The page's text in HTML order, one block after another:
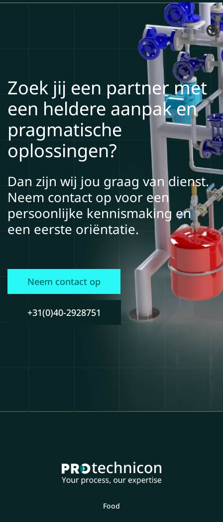
Zoek jij een partner met
een heldere aanpak en
pragmatische
oplossingen?
Dan zijn wij jou graag van dienst.
Neem contact op voor een
persoonlijke kennismaking en
een eerste oriëntatie.
Neem contact op
+31(0)40-2928751
Food